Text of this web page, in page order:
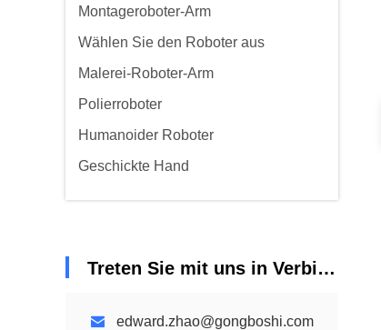
Montageroboter-Arm
Wählen Sie den Roboter aus
Malerei-Roboter-Arm
Polierroboter
Humanoider Roboter
Geschickte Hand
Treten Sie mit uns in Verbindung
edward.zhao@gongboshi.com